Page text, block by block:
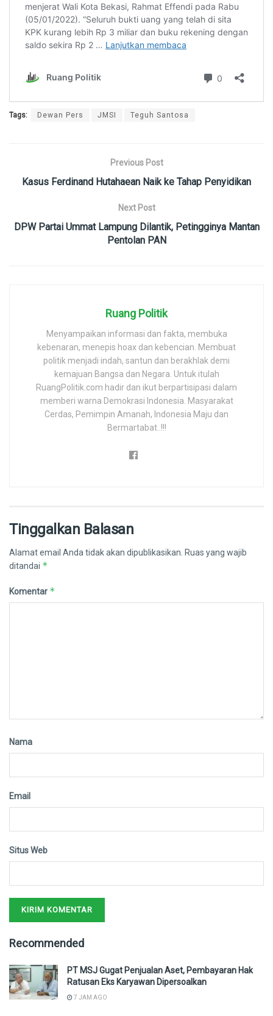
Tags: Dewan Pers JMSI Teguh Santosa
Previous Post
Kasus Ferdinand Hutahaean Naik ke Tahap Penyidikan
Next Post
DPW Partai Ummat Lampung Dilantik, Petingginya Mantan
Pentolan PAN
Ruang Politik
Menyampaikan informasi dan fakta, membuka
kebenaran, menepis hoax dan kebencian. Membuat
politik menjadi indah, santun dan berakhlak demi
kemajuan Bangsa dan Negara. Untuk itulah
RuangPolitik.com hadir dan ikut berpartisipasi dalam
memberi warna Demokrasi Indonesia. Masyarakat
Cerdas, Pemimpin Amanah, Indonesia Maju dan
Bermartabat..!!!
Tinggalkan Balasan
Alamat email Anda tidak akan dipublikasikan. Ruas yang wajib
ditandai *
Komentar *
Nama
Email
Situs Web
Recommended
PT MSJ Gugat Penjualan Aset, Pembayaran Hak
Ratusan Eks Karyawan Dipersoalkan
7 JAM AGO